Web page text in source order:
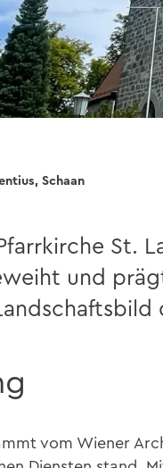
Schaan
St.
und
vom Wiener